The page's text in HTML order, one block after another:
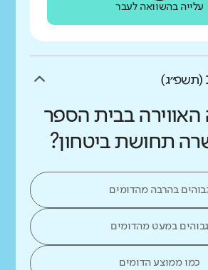
עלייה בהשוואה לעבר
(תשפ״ג)
האווירה בבית הספר
תחושת ביטחון?
בהרבה מהדומים
גבוהים במעט מהדומים
כמו ממוצע הדומים